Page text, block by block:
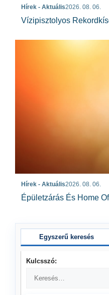
Hírek - Aktuális2026. 08. 06.
Vízipisztolyos
Hírek - Aktuális2026. 08. 06.
Épületzárás És Home
Egyszerű keresés
Kulcsszó: